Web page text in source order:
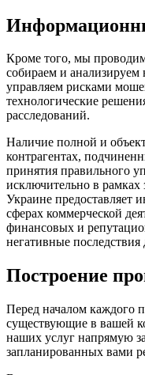
Кроме того, мы
собираем и
управляем рисками
технологические
расследований.
Наличие полной и
контрагентах,
принятия правильного
исключительно в рамках
Украине предоставляет
сферах коммерческой
финансовых и
негативные последствия
Построение
Перед началом каждого
существующие в вашей
наших услуг напрямую
запланированных вами